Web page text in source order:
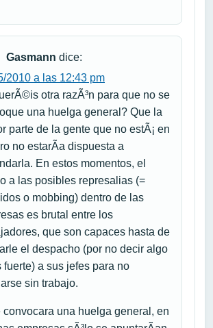
Gasmann dice:
2010 a las 12:43 pm
otra razÃ³n para que no se
una huelga general? Que la
parte de la gente que no estÃ¡ en
no estarÃ­a dispuesta a
En estos momentos, el
a las posibles represalias (=
o mobbing) dentro de las
es brutal entre los
que son capaces hasta de
el despacho (por no decir algo
fuerte) a sus jefes para no
sin trabajo.
convocara una huelga general, en